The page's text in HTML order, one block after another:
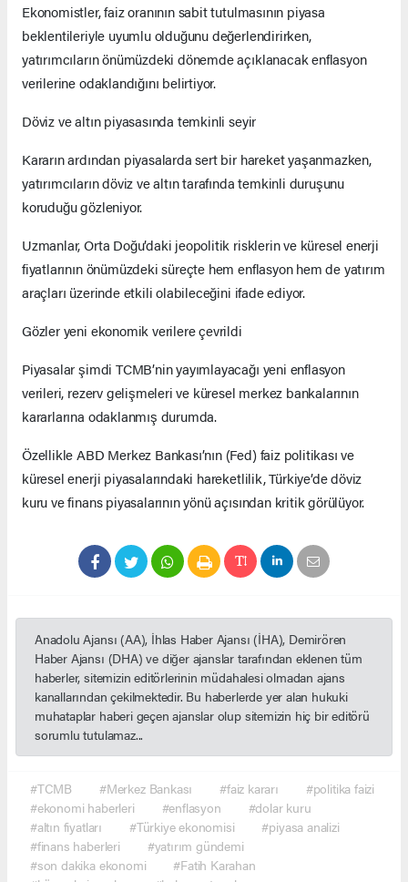
Ekonomistler, faiz oranının sabit tutulmasının piyasa
beklentileriyle uyumlu olduğunu değerlendirirken,
yatırımcıların önümüzdeki dönemde açıklanacak enflasyon
verilerine odaklandığını belirtiyor.
Döviz ve altın piyasasında temkinli seyir
Kararın ardından piyasalarda sert bir hareket yaşanmazken,
yatırımcıların döviz ve altın tarafında temkinli duruşunu
koruduğu gözleniyor.
Uzmanlar, Orta Doğu’daki jeopolitik risklerin ve küresel enerji
fiyatlarının önümüzdeki süreçte hem enflasyon hem de yatırım
araçları üzerinde etkili olabileceğini ifade ediyor.
Gözler yeni ekonomik verilere çevrildi
Piyasalar şimdi TCMB’nin yayımlayacağı yeni enflasyon
verileri, rezerv gelişmeleri ve küresel merkez bankalarının
kararlarına odaklanmış durumda.
Özellikle ABD Merkez Bankası’nın (Fed) faiz politikası ve
küresel enerji piyasalarındaki hareketlilik, Türkiye’de döviz
kuru ve finans piyasalarının yönü açısından kritik görülüyor.
Anadolu Ajansı (AA), İhlas Haber Ajansı (İHA), Demirören
Haber Ajansı (DHA) ve diğer ajanslar tarafından eklenen tüm
haberler, sitemizin editörlerinin müdahalesi olmadan ajans
kanallarından çekilmektedir. Bu haberlerde yer alan hukuki
muhataplar haberi geçen ajanslar olup sitemizin hiç bir editörü
sorumlu tutulamaz...
#TCMB #Merkez Bankası #faiz kararı
#politika faizi
#ekonomi haberleri
#enflasyon
#dolar kuru
#altın fiyatları
#Türkiye ekonomisi
#piyasa analizi
#finans haberleri
#yatırım gündemi
#son dakika ekonomi
#Fatih Karahan